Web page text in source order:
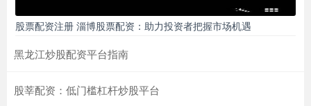
股票配资注册 淄博股票配资：助力投资者把握市场机遇
黑龙江炒股配资平台指南
股莘配资：低门槛杠杆炒股平台